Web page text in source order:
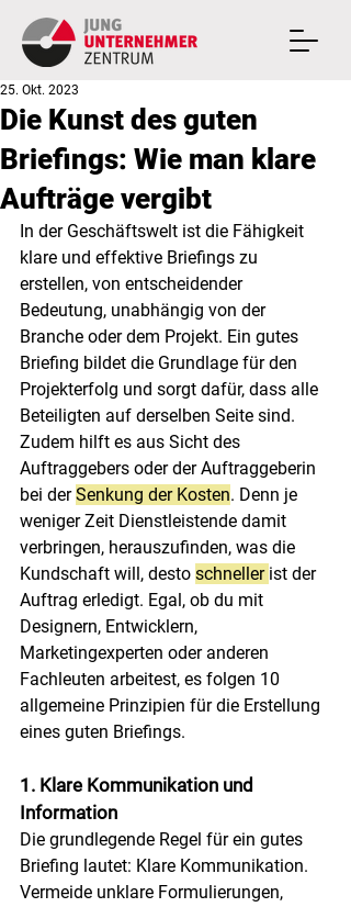
Die Kunst des guten
Briefings: Wie man klare
Aufträge vergibt
25. Okt. 2023
In der Geschäftswelt ist die Fähigkeit
klare und effektive Briefings zu
erstellen, von entscheidender
Bedeutung, unabhängig von der
Branche oder dem Projekt. Ein gutes
Briefing bildet die Grundlage für den
Projekterfolg und sorgt dafür, dass alle
Beteiligten auf derselben Seite sind.
Zudem hilft es aus Sicht des
Auftraggebers oder der Auftraggeberin
bei der Senkung der Kosten. Denn je
weniger Zeit Dienstleistende damit
verbringen, herauszufinden, was die
Kundschaft will, desto schneller ist der
Auftrag erledigt. Egal, ob du mit
Designern, Entwicklern,
Marketingexperten oder anderen
Fachleuten arbeitest, es folgen 10
allgemeine Prinzipien für die Erstellung
eines guten Briefings.
1. Klare Kommunikation und
Information
Die grundlegende Regel für ein gutes
Briefing lautet: Klare Kommunikation.
Vermeide unklare Formulierungen,